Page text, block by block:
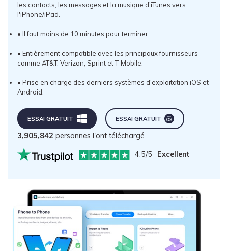
les contacts, les messages et la musique d'iTunes vers
l'iPhone/iPad.
• Il faut moins de 10 minutes pour terminer.
• Entièrement compatible avec les principaux fournisseurs
comme AT&T, Verizon, Sprint et T-Mobile.
• Prise en charge des derniers systèmes d'exploitation iOS et
Android.
ESSAI GRATUIT ESSAI GRATUIT
3,905,842 personnes l'ont téléchargé
4.5/5 Excellent